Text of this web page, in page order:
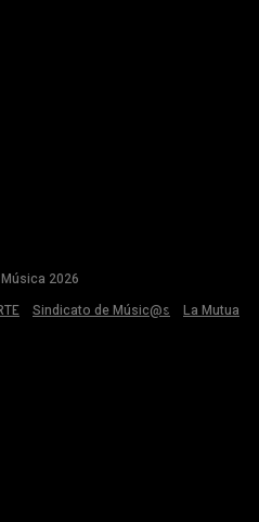
2026
Sindicato de Músic@s La Mutua